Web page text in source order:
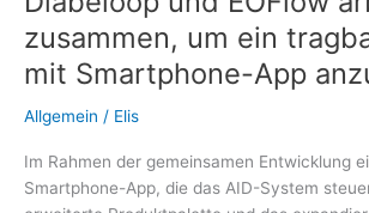
#DiabetesDialog:
Welche
spielt
die
Ernährung?
zusammen, um ein
mit Smartphone-App
Allgemein / Elis
Im Rahmen der gemeinsamen Entwicklung
Smartphone-App, die das AID-System